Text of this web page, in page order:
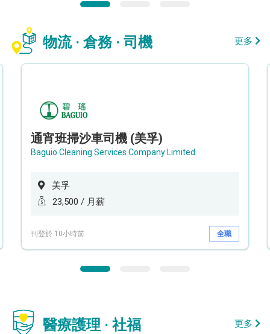
物流 · 倉務 · 司機 更多
通宵班掃沙車司機 (美孚)
Baguio Cleaning Services Company Limited
美孚
23,500 / 月薪
刊登於 10小時前 全職
醫療護理 · 社福 更多